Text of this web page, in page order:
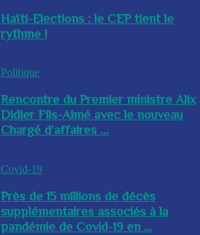
Haïti-Elections : le CEP tient le
rythme !
Politique
Rencontre du Premier ministre Alix
Didier Fils-Aimé avec le nouveau
Chargé d’affaires ...
Covid-19
Près de 15 millions de décès
supplémentaires associés à la
pandémie de Covid-19 en ...